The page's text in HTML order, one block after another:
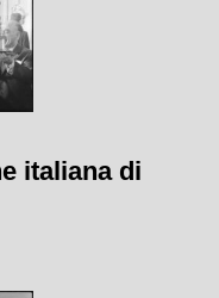
italiana di